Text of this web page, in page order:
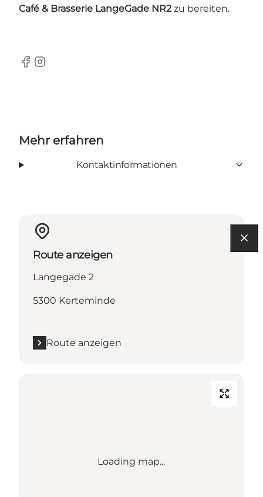
Café & Brasserie LangeGade NR2zu bereiten.
Facebook
Instagram
Mehr erfahren
Kontaktinformationen
Route anzeigen
Langegade 2
5300 Kerteminde
Route anzeigen
Loading map...